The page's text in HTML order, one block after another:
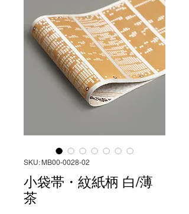
SKU: MB00-0028-02
小袋帯・紋紙柄 白/薄
茶